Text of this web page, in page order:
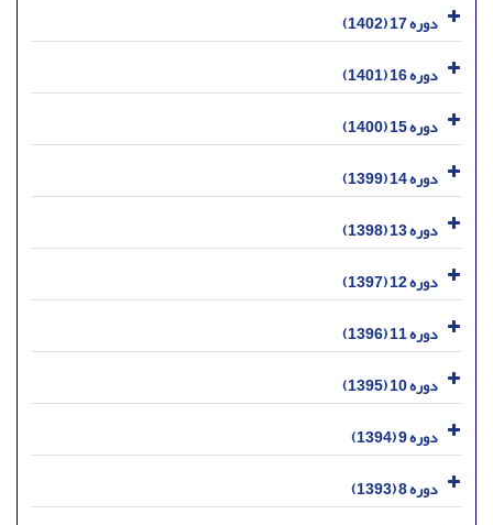
دوره 17 (1402)
دوره 16 (1401)
دوره 15 (1400)
دوره 14 (1399)
دوره 13 (1398)
دوره 12 (1397)
دوره 11 (1396)
دوره 10 (1395)
دوره 9 (1394)
دوره 8 (1393)